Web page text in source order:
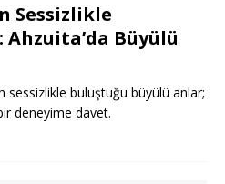
Sessizlikle
Büyülü
sessizlikle buluştuğu büyülü anlar;
deneyime davet.